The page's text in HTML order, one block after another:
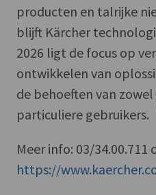
producten en talrijke
blijft Kärcher
2026 ligt de focus op
ontwikkelen van
de behoeften van
particuliere gebruikers.
Meer info: 03/34.00.711
https://